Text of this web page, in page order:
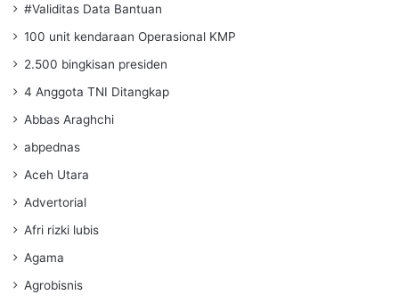
#Validitas Data Bantuan
100 unit kendaraan Operasional KMP
2.500 bingkisan presiden
4 Anggota TNI Ditangkap
Abbas Araghchi
abpednas
Aceh Utara
Advertorial
Afri rizki lubis
Agama
Agrobisnis